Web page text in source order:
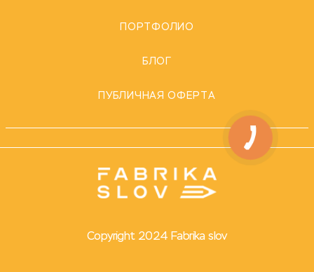
ПОРТФОЛИО
БЛОГ
ПУБЛИЧНАЯ ОФЕРТА
Copyright 2024 Fabrika slov